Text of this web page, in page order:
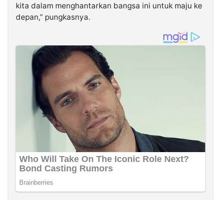
kita dalam menghantarkan bangsa ini untuk maju ke
depan,” pungkasnya.